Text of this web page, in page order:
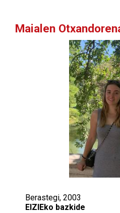
Maialen
Berastegi, 2003
EIZIEko bazkide